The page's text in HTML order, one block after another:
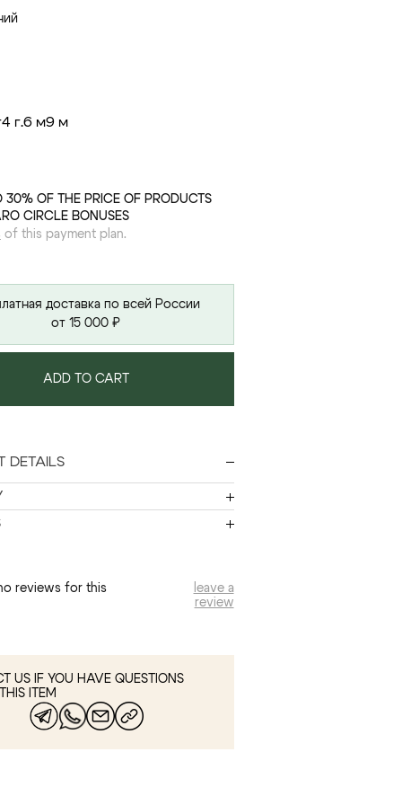
4 г.6 м9 м
30% OF THE PRICE OF PRODUCTS
CIRCLE BONUSES
of this payment plan.
доставка по всей России
от 15 000 ₽
ADD TO CART
DETAILS
reviews for this
leave a
review
US IF YOU HAVE QUESTIONS
ITEM